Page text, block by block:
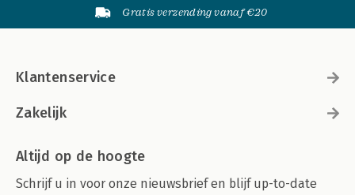
Gratis verzending vanaf €20
Klantenservice
Zakelijk
Altijd op de hoogte
Schrijf u in voor onze nieuwsbrief en blijf up-to-date